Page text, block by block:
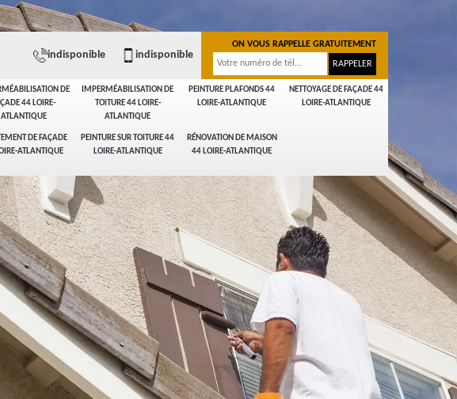
DE
44 LOIRE-
ATLANTIQUE
IMPERMÉABILISATION DE
TOITURE 44 LOIRE-
ATLANTIQUE
PEINTURE PLAFONDS 44
LOIRE-ATLANTIQUE
NETTOYAGE DE FAÇADE 44
LOIRE-ATLANTIQUE
DE FAÇADE
ATLANTIQUE
PEINTURE SUR TOITURE 44
LOIRE-ATLANTIQUE
RÉNOVATION DE MAISON
44 LOIRE-ATLANTIQUE
indisponible indisponible
ON VOUS RAPPELLE GRATUITEMENT